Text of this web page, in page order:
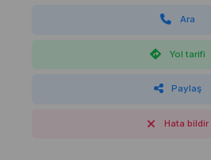
Ara
Yol tarifi
Paylaş
Hata bildir